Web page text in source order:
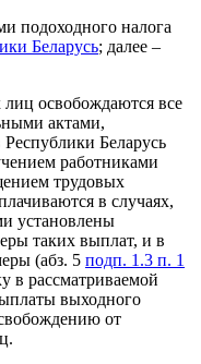
подоходного налога
Беларусь; далее –
освобождаются все
актами,
Беларусь
работниками
трудовых
в случаях,
установлены
таких выплат, и в
(абз. 5 подп. 1.3 п. 1
в рассматриваемой
выходного
от